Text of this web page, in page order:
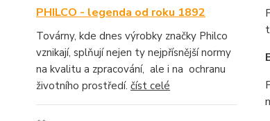
PHILCO - legenda od roku 1892
Továrny, kde dnes výrobky značky Philco
vznikají, splňují nejen ty nejpřísnější normy
na kvalitu a zpracování, ale i na ochranu
životního prostředí. číst celé